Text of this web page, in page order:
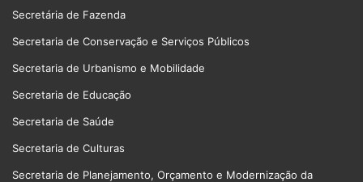
Secretária de Fazenda
Secretaria de Conservação e Serviços Públicos
Secretaria de Urbanismo e Mobilidade
Secretaria de Educação
Secretaria de Saúde
Secretaria de Culturas
Secretaria de Planejamento, Orçamento e Modernização da